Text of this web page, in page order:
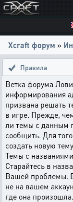
Xcraft форум »
Правила
Ветка форума
информирования
призвана решать
в игре. Прежде,
ли темы с данным
сообщить. Для
создать новую
Темы с
Старайтесь в
Вашей проблемы.
не на вашем
где она произошла.